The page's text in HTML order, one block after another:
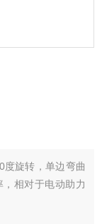
度旋转，单边弯曲
相对于电动助力